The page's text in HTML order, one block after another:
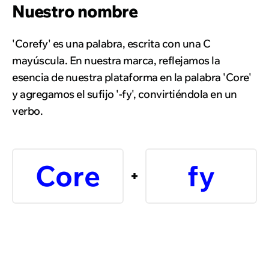
Nuestro nombre
'Corefy' es una palabra, escrita con una C
mayúscula. En nuestra marca, reflejamos la
esencia de nuestra plataforma en la palabra 'Core'
y agregamos el sufijo '-fy', convirtiéndola en un
verbo.
Core fy